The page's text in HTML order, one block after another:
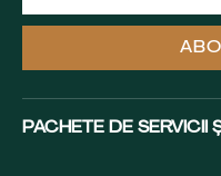
PACHETE DE SERVICII